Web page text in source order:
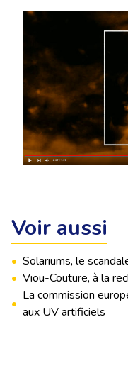
Voir aussi
• Solariums, le
• Viou-Couture, à la
•
La commission
aux UV artificiels